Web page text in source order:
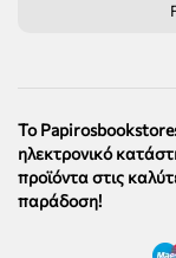
Το
ηλεκτρονικό
προϊόντα στις
παράδοση!